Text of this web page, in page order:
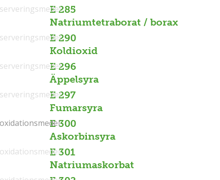
E 285
Natriumtetraborat / borax
E 290
Koldioxid
E 296
Äppelsyra
E 297
Fumarsyra
E 300
Askorbinsyra
E 301
Natriumaskorbat